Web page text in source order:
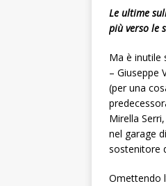
Le ultime
più verso le
Ma è inutile
– Giuseppe
(per una
Mirella
nel garage
sostenitore
Omettendo